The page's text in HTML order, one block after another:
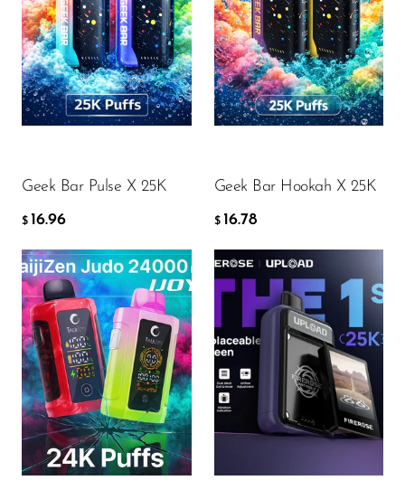
Geek Bar Pulse X 25K
$ 16.96
$16.96
Geek Bar Hookah X 25K
$ 16.78
$16.78
Flavor
$17.60
Flavor
19.99